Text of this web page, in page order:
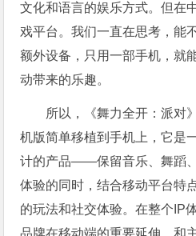
文化和语言的娱乐方式。但在
戏平台。我们一直在思考，能
额外设备，只用一部手机，就
动带来的乐趣。
所以，《舞力全开：派对
机版简单移植到手机上，它是
计的产品——保留音乐、舞蹈
体验的同时，结合移动平台特
的玩法和社交体验。在整个IP